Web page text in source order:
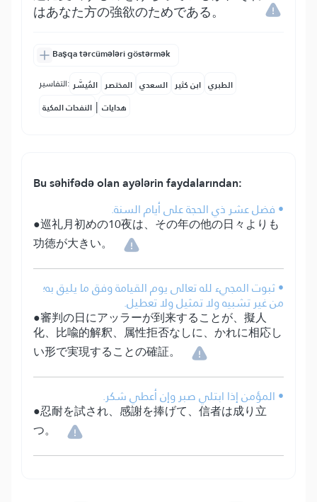
はあなた方の強欲のためである。
Başqa tərcümələri göstərmək
التفاسير: المُيسَّر المختصر السعدي ابن كثير الطبري
النفحات المكية | هدايات
Bu səhifədə olan ayələrin faydalarından:
• فضل عشر ذي الحجة على أيام السنة.
●巡礼月初めの10夜は、その年の他の日々よりも
功徳が大きい。
• ثبوت المجيء لله تعالى يوم القيامة وفق ما يليق به؛
من غير تشبيه ولا تمثيل ولا تعطيل.
●審判の日にアッラーが到来することが、擬人
化、比喩的解釈、属性拒否なしに、かれに相応し
い形で実現することの確証。
• المؤمن إذا ابتلي صبر وإن أعطي شكر.
●忍耐を試され、感謝を捧げて、信者は成り立
つ。